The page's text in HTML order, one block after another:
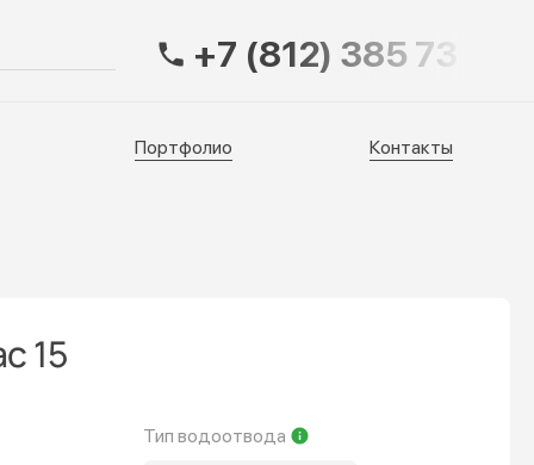
Контакты+7 (812) 385 73 83
Портфолио Контакты
15
Тип водоотвода